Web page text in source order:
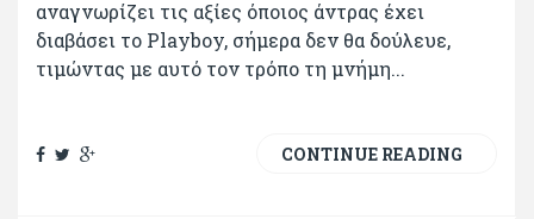
αναγνωρίζει τις αξίες όποιος άντρας έχει
διαβάσει το Playboy, σήμερα δεν θα δούλευε,
τιμώντας με αυτό τον τρόπο τη μνήμη...
CONTINUE READING